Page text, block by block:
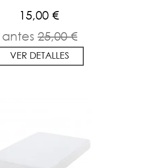
15,00 €
antes 25,00 €
VER DETALLES